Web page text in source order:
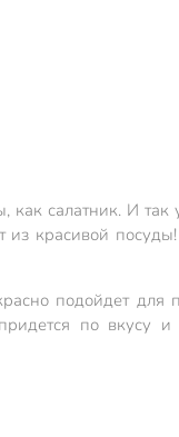
салатник. И так
красивой
подойдет для
по вкусу и